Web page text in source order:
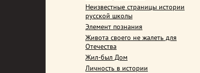
Неизвестные страницы истории
русской школы
Элемент познания
Живота своего не жалеть для
Отечества
Жил-был Дом
Личность в истории